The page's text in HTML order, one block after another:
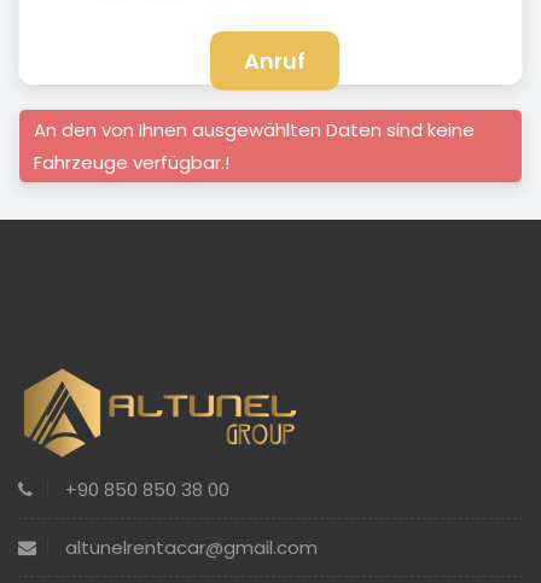
Anruf
An den von Ihnen ausgewählten Daten sind keine
Fahrzeuge verfügbar.!
+90 850 850 38 00
altunelrentacar@gmail.com